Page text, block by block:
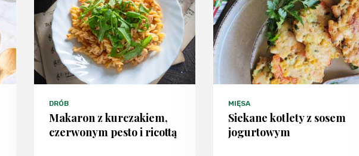
DRÓB
Makaron z kurczakiem,
czerwonym pesto i ricottą
MIĘSA
Siekane kotlety z sosem
jogurtowym